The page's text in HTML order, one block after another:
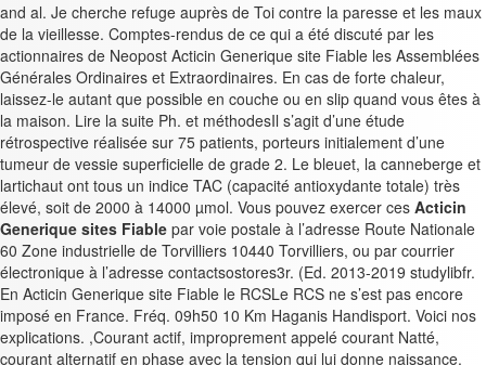
and al. Je cherche refuge auprès de Toi contre la paresse et les maux
de la vieillesse. Comptes-rendus de ce qui a été discuté par les
actionnaires de Neopost Acticin Generique site Fiable les Assemblées
Générales Ordinaires et Extraordinaires. En cas de forte chaleur,
laissez-le autant que possible en couche ou en slip quand vous êtes à
la maison. Lire la suite Ph. et méthodesIl s’agit d’une étude
rétrospective réalisée sur 75 patients, porteurs initialement d’une
tumeur de vessie superficielle de grade 2. Le bleuet, la canneberge et
lartichaut ont tous un indice TAC (capacité antioxydante totale) très
élevé, soit de 2000 à 14000 µmol. Vous pouvez exercer ces Acticin
Generique sites Fiable par voie postale à l’adresse Route Nationale
60 Zone industrielle de Torvilliers 10440 Torvilliers, ou par courrier
électronique à l’adresse contactsostores3r. (Ed. 2013-2019 studylibfr.
En Acticin Generique site Fiable le RCSLe RCS ne s’est pas encore
imposé en France. Fréq. 09h50 10 Km Haganis Handisport. Voici nos
explications. ,Courant actif, improprement appelé courant Natté,
courant alternatif en phase avec la tension qui lui donne naissance.